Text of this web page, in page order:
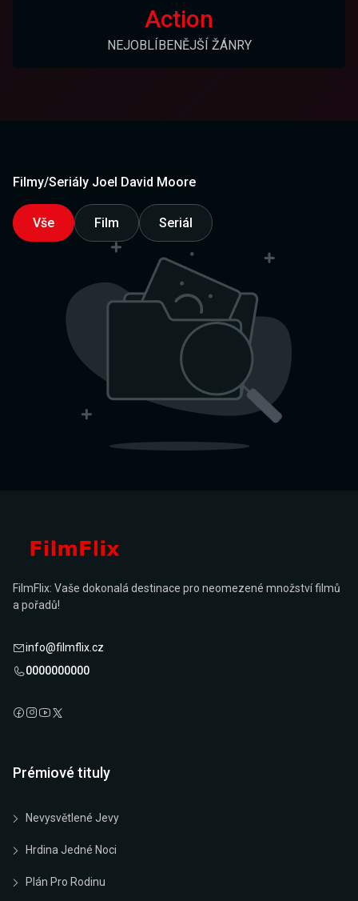
Action
NEJOBLÍBENĚJŠÍ ŽÁNRY
Filmy/Seriály Joel David Moore
Vše Film Seriál
FilmFlix: Vaše dokonalá destinace pro neomezené množství filmů
a pořadů!
info@filmflix.cz
0000000000
Prémiové tituly
Nevysvětlené Jevy
Hrdina Jedné Noci
Plán Pro Rodinu